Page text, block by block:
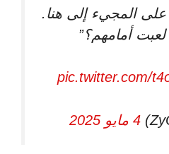
على المجيء إلى هنا.
أمامهم؟”
pic.twitter.com/
4 مايو 2025